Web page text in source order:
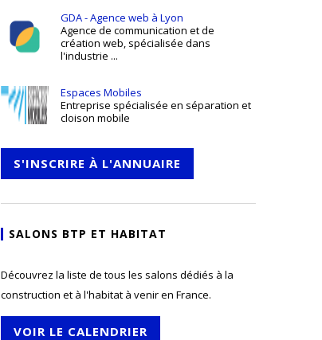
GDA - Agence web à Lyon
Agence de communication et de
création web, spécialisée dans
l'industrie ...
Espaces Mobiles
Entreprise spécialisée en séparation et
cloison mobile
S'INSCRIRE À L'ANNUAIRE
SALONS BTP ET HABITAT
Découvrez la liste de tous les salons dédiés à la
construction et à l'habitat à venir en France.
VOIR LE CALENDRIER